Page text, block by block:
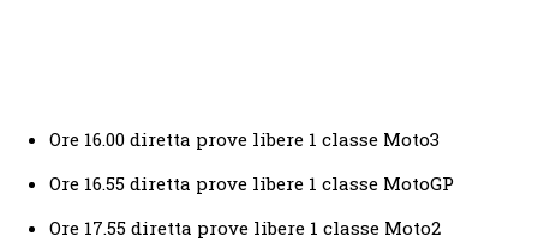
Ore 16.00 diretta prove libere 1 classe Moto3
Ore 16.55 diretta prove libere 1 classe MotoGP
Ore 17.55 diretta prove libere 1 classe Moto2